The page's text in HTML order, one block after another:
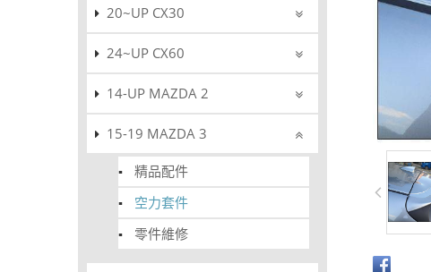
20~UP CX30
24~UP CX60
14-UP MAZDA 2
15-19 MAZDA 3
精品配件
空力套件
零件維修